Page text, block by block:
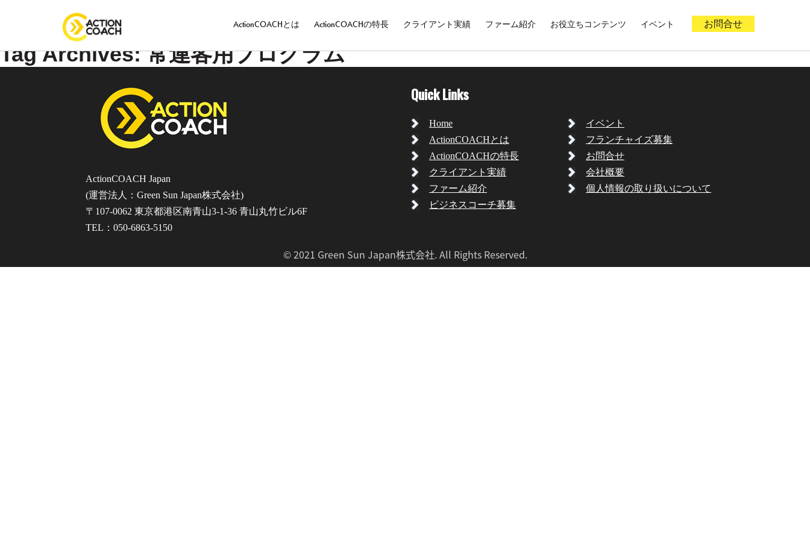
ActionCOACHとは ActionCOACHの特長 クライアント実績 ファーム紹介 お役立ちコンテンツ イベント お問合せ
Tag Archives: 常連客用プログラム
ActionCOACH Japan
(運営法人：Green Sun Japan株式会社)
〒107-0062 東京都港区南青山3-1-36 青山丸竹ビル6F
TEL：050-6863-5150
Quick Links
Home
ActionCOACHとは
ActionCOACHの特長
クライアント実績
ファーム紹介
ビジネスコーチ募集
イベント
フランチャイズ募集
お問合せ
会社概要
個人情報の取り扱いについて
© 2021 Green Sun Japan株式会社. All Rights Reserved.